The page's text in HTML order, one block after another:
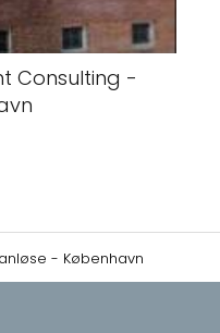
Consulting -
- København